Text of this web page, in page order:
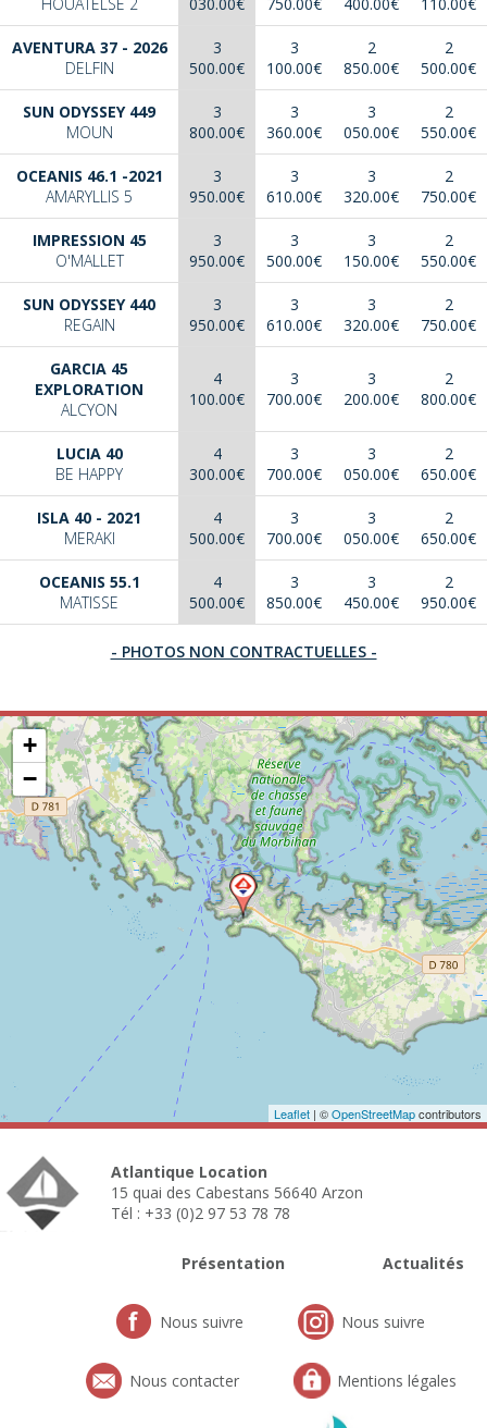
AVENTURA 37 - 2026
DELFIN
3
500.00€
3
100.00€
2
850.00€
2
500.00€
SUN ODYSSEY 449
MOUN
3
800.00€
3
360.00€
3
050.00€
2
550.00€
OCEANIS 46.1 -2021
AMARYLLIS 5
3
950.00€
3
610.00€
3
320.00€
2
750.00€
IMPRESSION 45
O'MALLET
3
950.00€
3
500.00€
3
150.00€
2
550.00€
SUN ODYSSEY 440
REGAIN
3
950.00€
3
610.00€
3
320.00€
2
750.00€
GARCIA 45
EXPLORATION
ALCYON
4
100.00€
3
700.00€
3
200.00€
2
800.00€
LUCIA 40
BE HAPPY
4
300.00€
3
700.00€
3
050.00€
2
650.00€
ISLA 40 - 2021
MERAKI
4
500.00€
3
700.00€
3
050.00€
2
650.00€
OCEANIS 55.1
MATISSE
4
500.00€
3
850.00€
3
450.00€
2
950.00€
- PHOTOS NON CONTRACTUELLES -
+
−
Leaflet | ©OpenStreetMapcontributors
Atlantique Location
15 quai des Cabestans 56640 Arzon
Tél : +33 (0)2 97 53 78 78
Présentation Actualités
Nous suivre Nous suivre
Nous contacter Mentions légales